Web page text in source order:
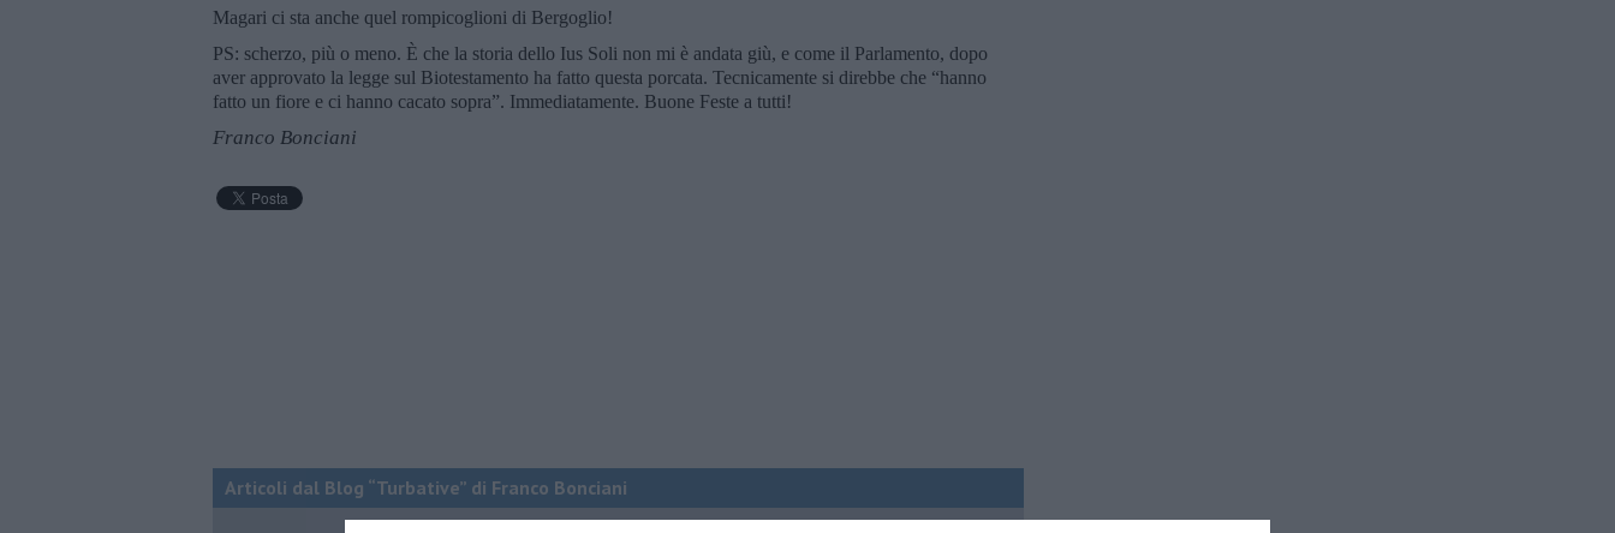
Magari ci sta anche quel rompicoglioni di Bergoglio!
PS: scherzo, più o meno. È che la storia dello Ius Soli non mi è andata giù, e come il Parlamento, dopo
aver approvato la legge sul Biotestamento ha fatto questa porcata. Tecnicamente si direbbe che “hanno
fatto un fiore e ci hanno cacato sopra”. Immediatamente. Buone Feste a tutti!
Franco Bonciani
Articoli dal Blog “Turbative” di Franco Bonciani